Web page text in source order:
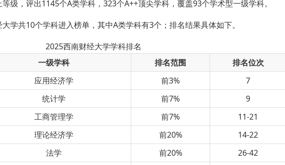
级，评出1145个A类学科，323个A++顶尖学科，覆盖93个学术型一级学科。
学共10个学科进入榜单，其中A类学科有3个；排名结果具体如下。
2025西南财经大学学科排名
一级学科 排名范围
排名位次
应用经济学 前3%
7
统计学 前7%
9
工商管理学 前7%
11-21
理论经济学 前20%
14-22
法学 前20%
26-42